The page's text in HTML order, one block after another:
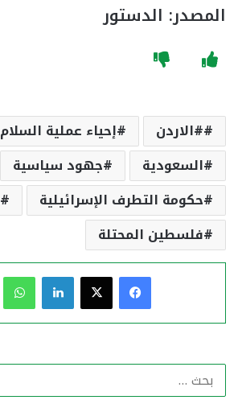
المصدر: الدستور
#الاردن
إحياء عملية السلام
السعودية
جهود سياسية
حكومة التطرف الإسرائيلية
فلسطين المحتلة
فيسبوك لينكدإن